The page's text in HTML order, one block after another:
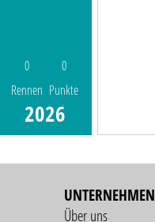
0
Rennen
0
Punkte
2026
UNTERNEHMEN
Über uns